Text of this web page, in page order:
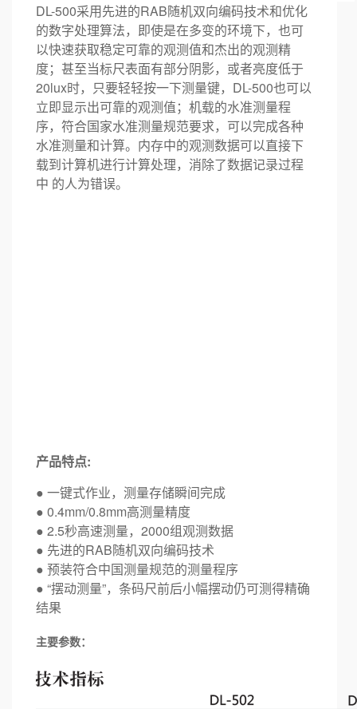
DL-500采用先进的RAB随机双向编码技术和优化
的数字处理算法，即使是在多变的环境下，也可
以快速获取稳定可靠的观测值和杰出的观测精
度；甚至当标尺表面有部分阴影，或者亮度低于
20lux时，只要轻轻按一下测量键，DL-500也可以
立即显示出可靠的观测值；机载的水准测量程
序，符合国家水准测量规范要求，可以完成各种
水准测量和计算。内存中的观测数据可以直接下
载到计算机进行计算处理，消除了数据记录过程
中 的人为错误。
产品特点:
● 一键式作业，测量存储瞬间完成
● 0.4mm/0.8mm高测量精度
● 2.5秒高速测量，2000组观测数据
● 先进的RAB随机双向编码技术
● 预装符合中国测量规范的测量程序
● “摆动测量”，条码尺前后小幅摆动仍可测得精确
结果
主要参数：